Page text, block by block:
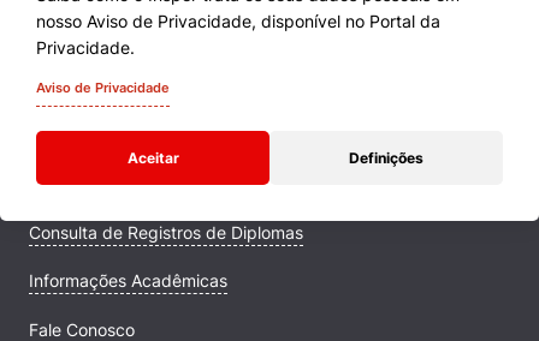
nosso Aviso de Privacidade, disponível no Portal da
Privacidade.
Aviso de Privacidade
Aceitar Definições
Cursos
Quem Somos
Comunidade Transforme
Campus
Consulta de Registros de Diplomas
Informações Acadêmicas
Fale Conosco